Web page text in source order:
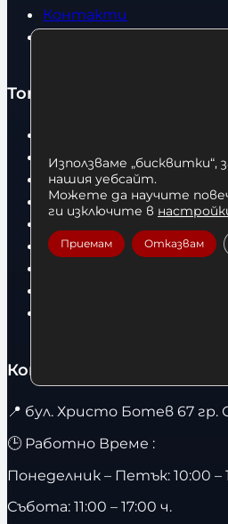
Контакти
Топ категории
Боксови чували
Боксови ръкавици
Дрехи
Детски дрехи
Суичъри
Контакти
📍 бул. Христо Ботев 67 гр.
🕒 Работно Време :
Понеделник – Петък: 10:00 –
Събота: 11:00 – 17:00 ч.
Използваме
нашия уебсайт.
Можете да научите
ги изключите в
Приемам Отказвам